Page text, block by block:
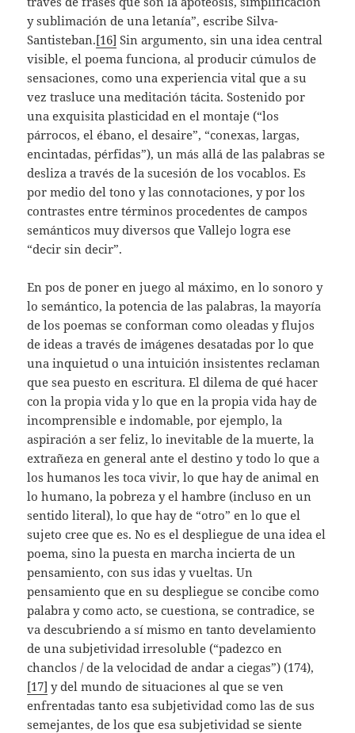
y sublimación de una letanía”, escribe Silva-
Santisteban.[16] Sin argumento, sin una idea central
visible, el poema funciona, al producir cúmulos de
sensaciones, como una experiencia vital que a su
vez trasluce una meditación tácita. Sostenido por
una exquisita plasticidad en el montaje (“los
párrocos, el ébano, el desaire”, “conexas, largas,
encintadas, pérfidas”), un más allá de las palabras se
desliza a través de la sucesión de los vocablos. Es
por medio del tono y las connotaciones, y por los
contrastes entre términos procedentes de campos
semánticos muy diversos que Vallejo logra ese
“decir sin decir”.
En pos de poner en juego al máximo, en lo sonoro y
lo semántico, la potencia de las palabras, la mayoría
de los poemas se conforman como oleadas y flujos
de ideas a través de imágenes desatadas por lo que
una inquietud o una intuición insistentes reclaman
que sea puesto en escritura. El dilema de qué hacer
con la propia vida y lo que en la propia vida hay de
incomprensible e indomable, por ejemplo, la
aspiración a ser feliz, lo inevitable de la muerte, la
extrañeza en general ante el destino y todo lo que a
los humanos les toca vivir, lo que hay de animal en
lo humano, la pobreza y el hambre (incluso en un
sentido literal), lo que hay de “otro” en lo que el
sujeto cree que es. No es el despliegue de una idea el
poema, sino la puesta en marcha incierta de un
pensamiento, con sus idas y vueltas. Un
pensamiento que en su despliegue se concibe como
palabra y como acto, se cuestiona, se contradice, se
va descubriendo a sí mismo en tanto develamiento
de una subjetividad irresoluble (“padezco en
chanclos / de la velocidad de andar a ciegas”) (174),
[17] y del mundo de situaciones al que se ven
enfrentadas tanto esa subjetividad como las de sus
semejantes, de los que esa subjetividad se siente